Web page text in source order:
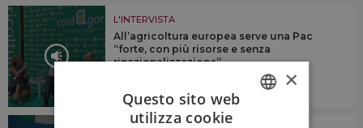
L'INTERVISTA
All’agricoltura europea serve una Pac
“forte, con più risorse e senza
rinazionalizzazione”
×
Questo sito web
utilizza cookie